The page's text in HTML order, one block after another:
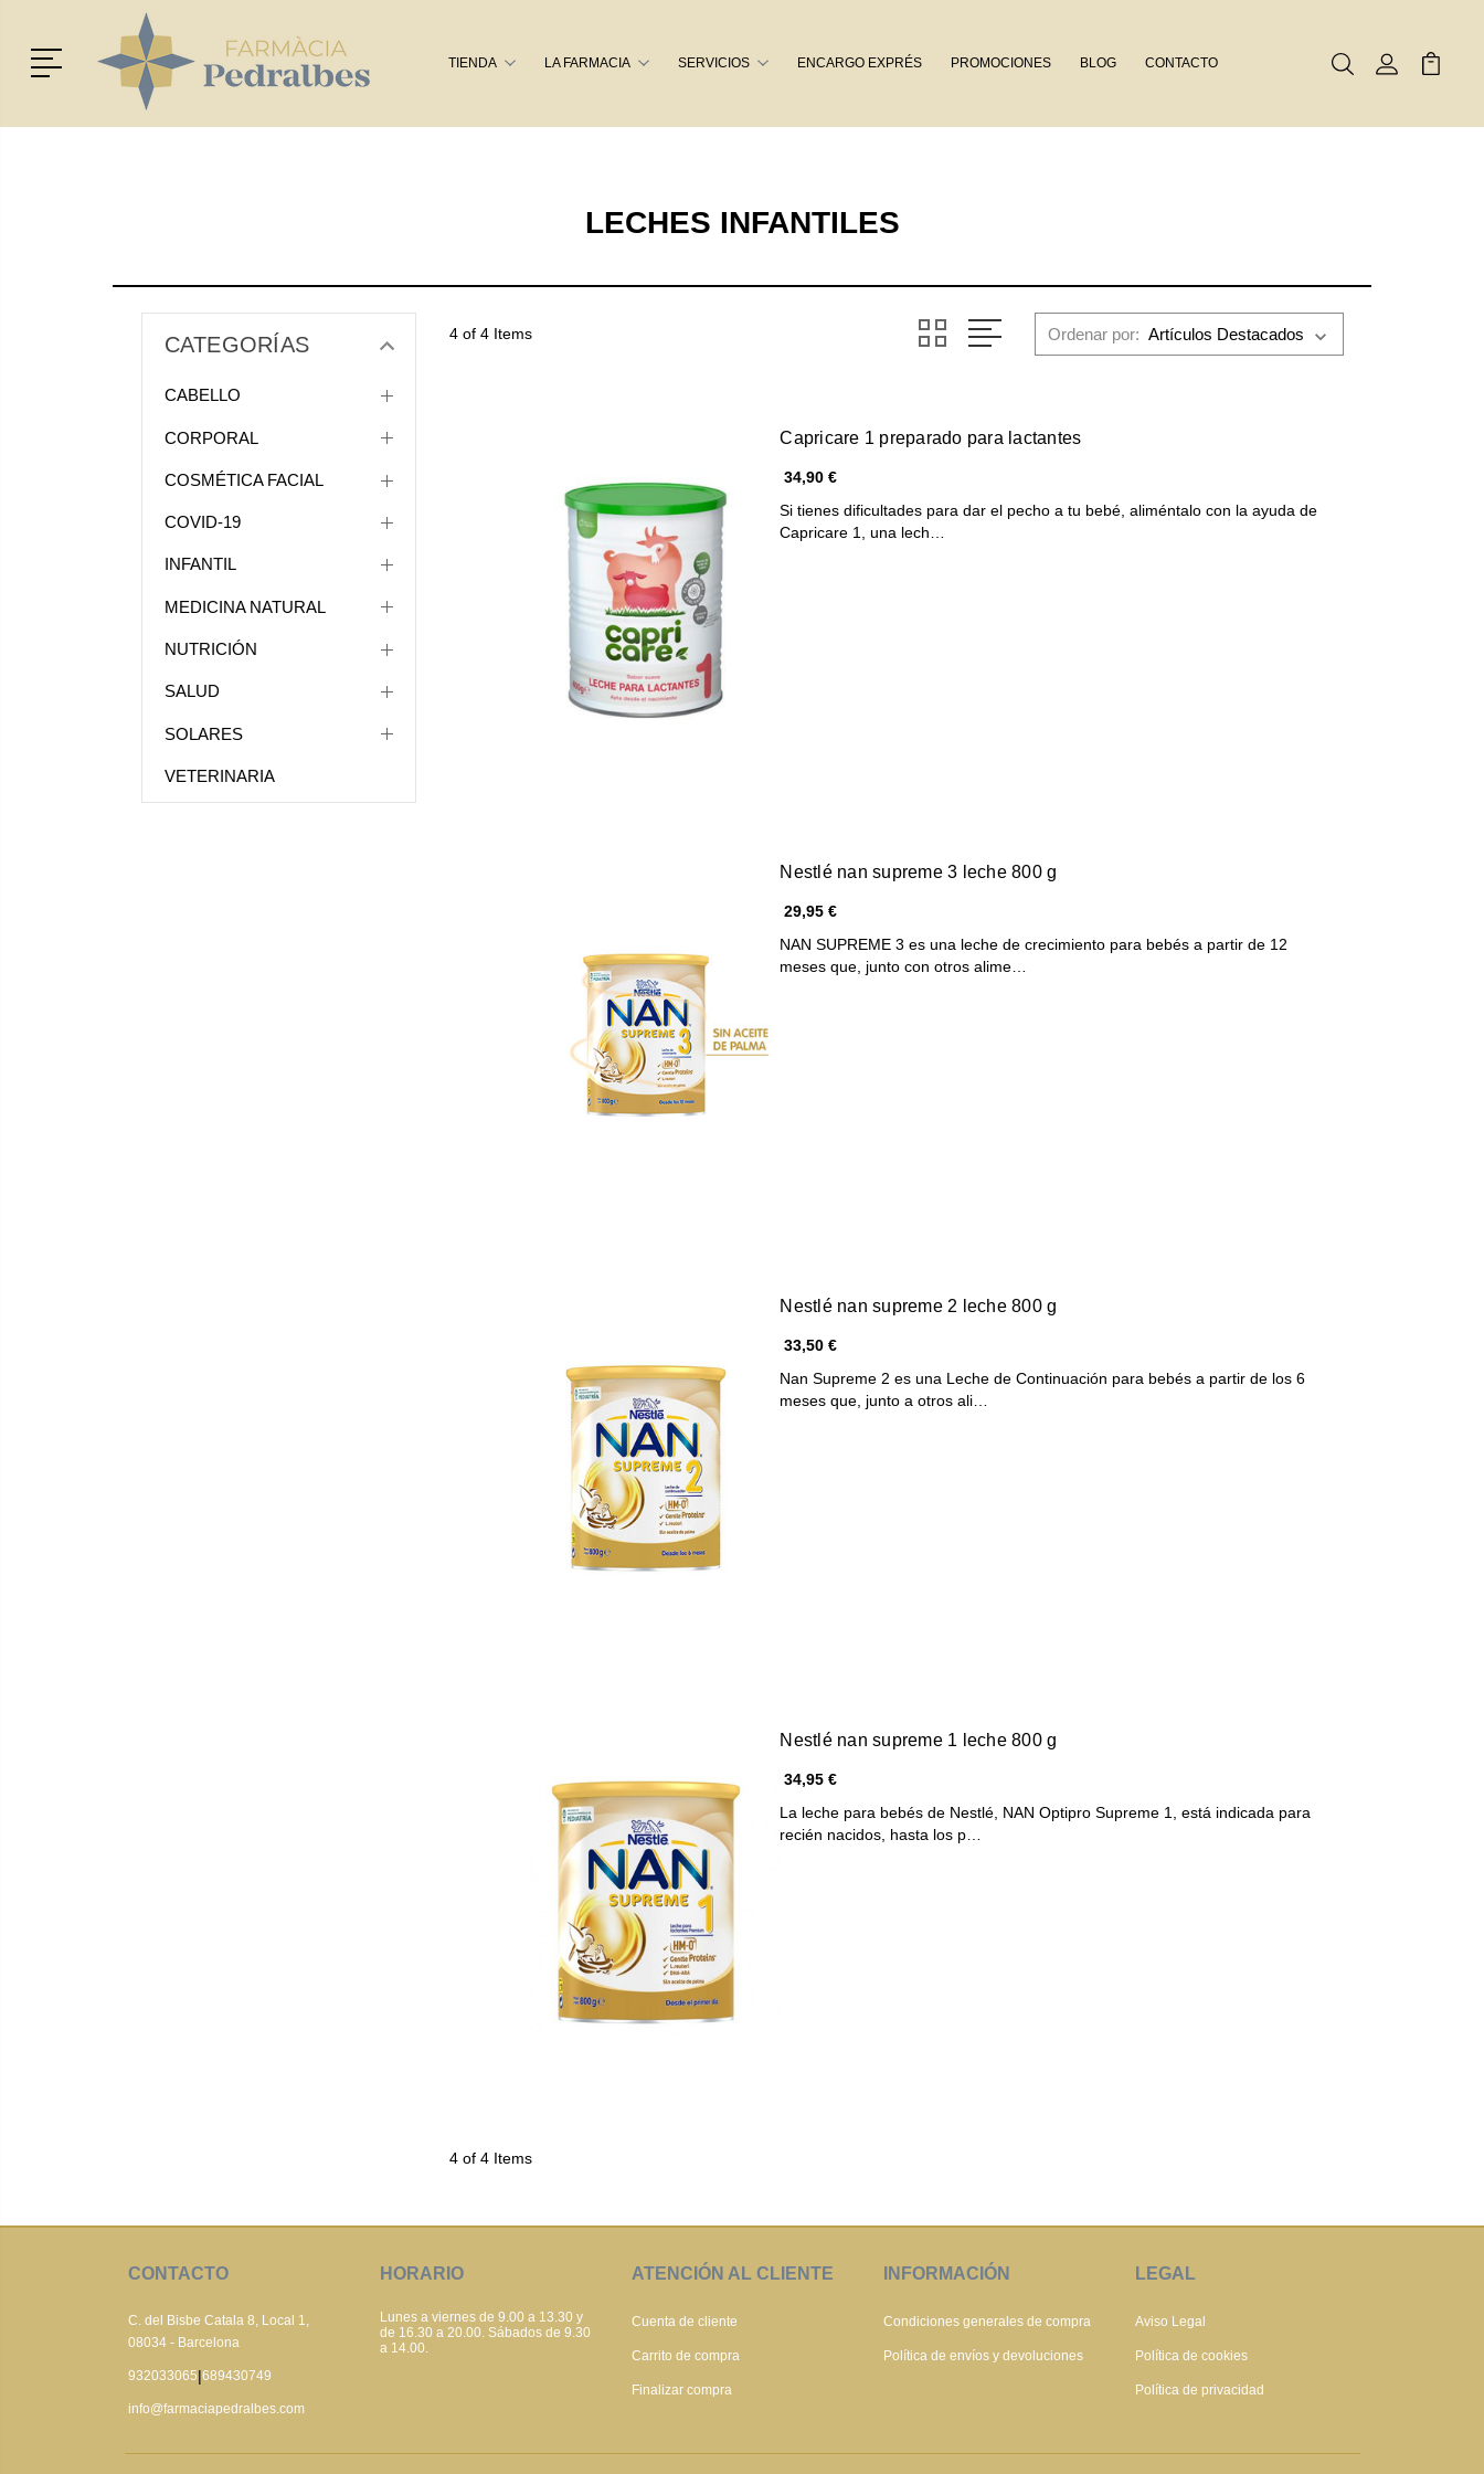
Menú TIENDA LA FARMACIA SERVICIOS ENCARGO EXPRÉS PROMOCIONES BLOG CONTACTO BuscarMi Cuenta
Mi
LECHES INFANTILES
CATEGORÍAS
CABELLO
CORPORAL
COSMÉTICA FACIAL
COVID-19
INFANTIL
MEDICINA NATURAL
NUTRICIÓN
SALUD
SOLARES
VETERINARIA
4 of 4 Items Ordenar por:
Capricare 1 preparado para lactantes
34,90 €
Si tienes dificultades para dar el pecho a tu bebé, aliméntalo con la ayuda de
Capricare 1, una lech…
Nestlé nan supreme 3 leche 800 g
29,95 €
NAN SUPREME 3 es una leche de crecimiento para bebés a partir de 12
meses que, junto con otros alime…
Nestlé nan supreme 2 leche 800 g
33,50 €
Nan Supreme 2 es una Leche de Continuación para bebés a partir de los 6
meses que, junto a otros ali…
Nestlé nan supreme 1 leche 800 g
34,95 €
La leche para bebés de Nestlé, NAN Optipro Supreme 1, está indicada para
recién nacidos, hasta los p…
4 of 4 Items
CONTACTO
C. del Bisbe Catala 8, Local 1,
08034 - Barcelona
932033065|689430749
info@farmaciapedralbes.com
HORARIO
Lunes a viernes de 9.00 a 13.30 y
de 16.30 a 20.00. Sábados de 9.30
a 14.00.
ATENCIÓN AL CLIENTE
Cuenta de cliente
Carrito de compra
Finalizar compra
INFORMACIÓN
Condiciones generales de compra
Política de envíos y devoluciones
LEGAL
Aviso Legal
Política de cookies
Política de privacidad